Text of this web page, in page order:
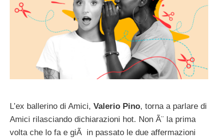
L’ex ballerino di Amici, Valerio Pino, torna a parlare di
Amici rilasciando dichiarazioni hot. Non Ã¨ la prima
volta che lo fa e giÃ in passato le due affermazioni